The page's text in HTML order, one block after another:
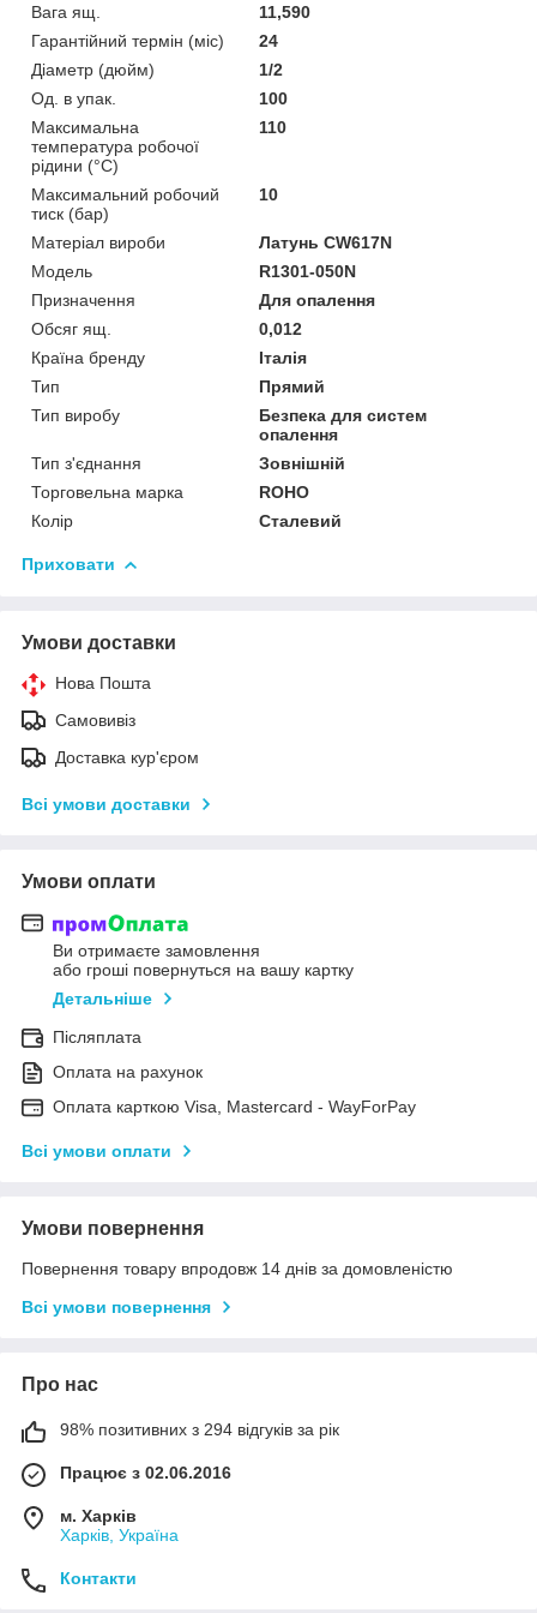
Вага ящ.
11,590
Гарантійний термін (міс)
24
Діаметр (дюйм)
1/2
Од. в упак.
100
Максимальна
температура робочої
рідини (°C)
110
Максимальний робочий
тиск (бар)
10
Матеріал вироби
Латунь CW617N
Мoдель
R1301-050N
Призначення
Для опалення
Обсяг ящ.
0,012
Країна бренду
Італія
Тип
Прямий
Тип виробу
Безпека для систем
опалення
Тип з'єднання
Зовнішній
Торговельна марка
ROHO
Колір
Сталевий
Приховати
Умови доставки
Нова Пошта
Самовивіз
Доставка кур'єром
Всі умови доставки
Умови оплати
Ви отримаєте замовлення
або гроші повернуться на вашу картку
Детальніше
Післяплата
Оплата на рахунок
Оплата карткою Visa, Mastercard - WayForPay
Всі умови оплати
Умови повернення
Повернення товару впродовж 14 днів за домовленістю
Всі умови повернення
Про нас
98% позитивних з 294 відгуків за рік
Працює з 02.06.2016
м. Харків
Харків, Україна
Контакти